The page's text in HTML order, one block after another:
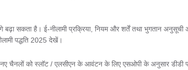
सकता है। ई-नीलामी प्रक्रिया, नियम और शर्तें तथा भुगतान अनुसूची
पद्धति 2025 देखें।
चैनलों को स्लॉट / एलसीएन के आवंटन के लिए एसओपी के अनुसार डीडी